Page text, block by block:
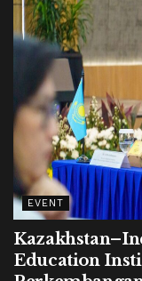
EVENT
Education